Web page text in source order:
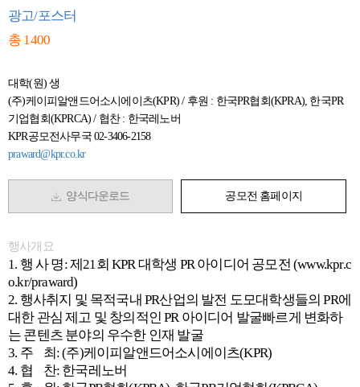
광고/포스터
총 1400
대학(원) 생
(주)케이피알앤드어소시에이츠(KPR) / 후원 : 한국PR협회(KPRA), 한국PR
기업협회(KPRCA) / 협찬 : 한국레노버
KPR공모전사무국 02-3406-2158
praward@kpr.co.kr
양식다운로드 공모전 홈페이지
행사개요
1. 행 사 명: 제21회 KPR 대학생 PR 아이디어 공모전 (www.kpr.c
o.kr/praward)
2. 행사취지 및 목적국내 PR산업의 발전 도모대학생들의 PR에
대한 관심 제고 및 창의적인 PR 아이디어 발굴빠르게 변화하
는 콘텐츠 분야의 우수한 인재 발굴
3. 주 최: (주)케이피알앤드어소시에이츠(KPR)
4. 협 찬: 한국레노버